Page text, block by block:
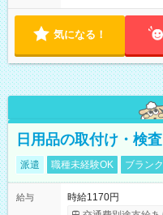
気になる！
日用品の取付け・検
派遣 職種未経験OK ブラン
給与
時給1170円